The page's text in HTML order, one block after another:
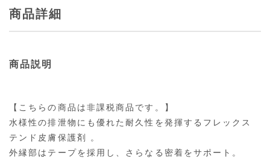
商品詳細
商品説明
【こちらの商品は非課税商品です。】
水様性の排泄物にも優れた耐久性を発揮するフレックス
テンド皮膚保護剤 。
外縁部はテープを採用し、さらなる密着をサポート。